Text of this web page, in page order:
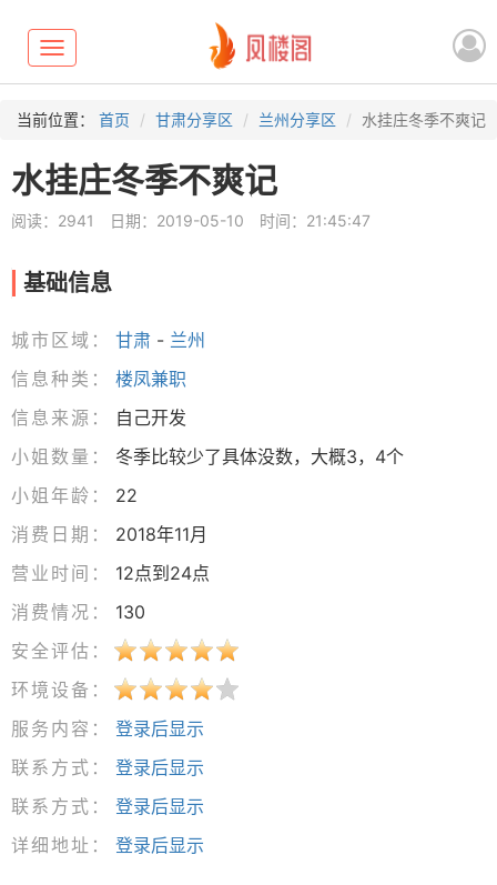
Toggle
navigation
当前位置： 首页 甘肃分享区 兰州分享区 水挂庄冬季不爽记
水挂庄冬季不爽记
阅读：2941 日期：2019-05-10 时间：21:45:47
基础信息
城市区域： 甘肃 - 兰州
信息种类：
楼凤兼职
信息来源：
自己开发
小姐数量：
冬季比较少了具体没数，大概3，4个
小姐年龄：
22
消费日期：
2018年11月
营业时间：
12点到24点
消费情况：
130
安全评估：
环境设备：
服务内容：
登录后显示
联系方式：
登录后显示
联系方式：
登录后显示
详细地址：
登录后显示